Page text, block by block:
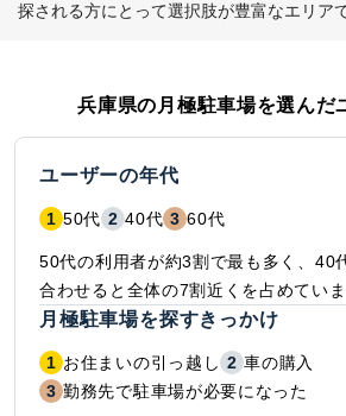
探される方にとって選択肢が豊富なエリアで
兵庫県の月極駐車場を選んだ
ユーザーの年代
1 50代 2 40代 3 60代
50代の利用者が約3割で最も多く、40
合わせると全体の7割近くを占めていま
月極駐車場を探すきっかけ
1 お住まいの引っ越し 2 車の購入
3 勤務先で駐車場が必要になった